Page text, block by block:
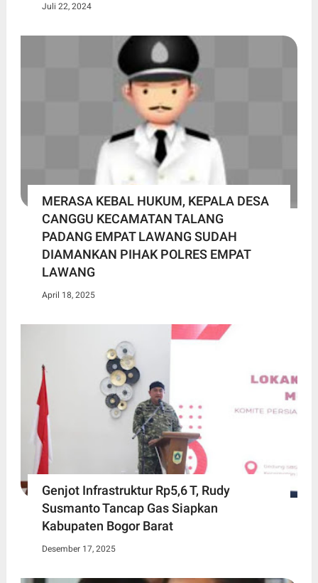
Juli 22, 2024
MERASA KEBAL HUKUM, KEPALA DESA
CANGGU KECAMATAN TALANG
PADANG EMPAT LAWANG SUDAH
DIAMANKAN PIHAK POLRES EMPAT
LAWANG
April 18, 2025
Genjot Infrastruktur Rp5,6 T, Rudy
Susmanto Tancap Gas Siapkan
Kabupaten Bogor Barat
Desember 17, 2025